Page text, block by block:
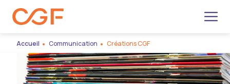
Accueil Communication Créations CGF